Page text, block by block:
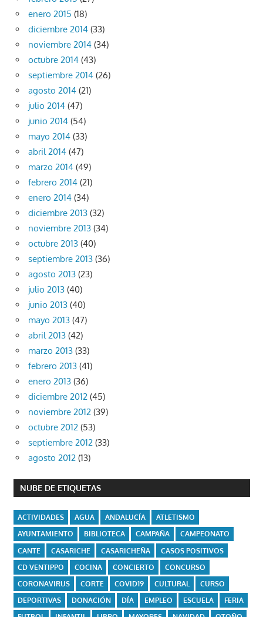
enero 2015 (18)
diciembre 2014 (33)
noviembre 2014 (34)
octubre 2014 (43)
septiembre 2014 (26)
agosto 2014 (21)
julio 2014 (47)
junio 2014 (54)
mayo 2014 (33)
abril 2014 (47)
marzo 2014 (49)
febrero 2014 (21)
enero 2014 (34)
diciembre 2013 (32)
noviembre 2013 (34)
octubre 2013 (40)
septiembre 2013 (36)
agosto 2013 (23)
julio 2013 (40)
junio 2013 (40)
mayo 2013 (47)
abril 2013 (42)
marzo 2013 (33)
febrero 2013 (41)
enero 2013 (36)
diciembre 2012 (45)
noviembre 2012 (39)
octubre 2012 (53)
septiembre 2012 (33)
agosto 2012 (13)
NUBE DE ETIQUETAS
ACTIVIDADES AGUA ANDALUCÍA
ATLETISMO
AYUNTAMIENTO
BIBLIOTECA CAMPAÑA
CAMPEONATO
CANTE
CASARICHE CASARICHEÑA
CASOS POSITIVOS
CD VENTIPPO
COCINA CONCIERTO
CONCURSO
CORONAVIRUS
CORTE COVID19 CULTURAL
CURSO
DEPORTIVAS
DONACIÓN DÍA EMPLEO ESCUELA
FERIA